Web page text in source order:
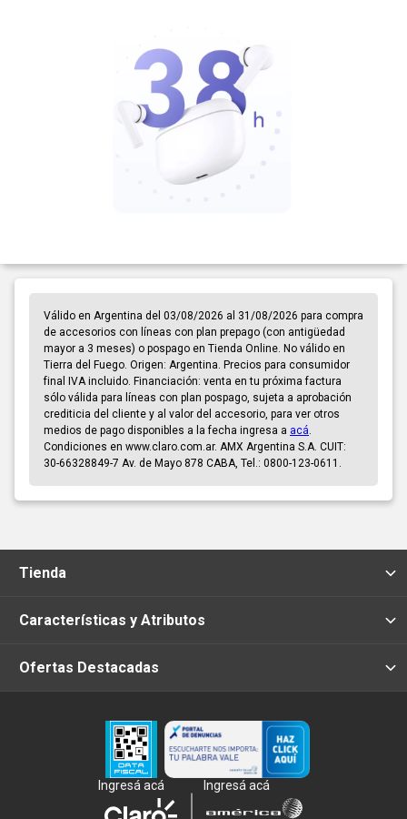
Válido en Argentina del 03/08/2026 al 31/08/2026 para compra
de accesorios con líneas con plan prepago (con antigüedad
mayor a 3 meses) o pospago en Tienda Online. No válido en
Tierra del Fuego. Origen: Argentina. Precios para consumidor
final IVA incluido. Financiación: venta en tu próxima factura
sólo válida para líneas con plan pospago, sujeta a aprobación
crediticia del cliente y al valor del accesorio, para ver otros
medios de pago disponibles a la fecha ingresa a acá
Condiciones en www.claro.com.ar. AMX Argentina S.A. CUIT:
30-66328849-7 Av. de Mayo 878 CABA, Tel.: 0800-123-0611.
Tienda
Características y Atributos
Ofertas Destacadas
Ingresá acá Ingresá acá